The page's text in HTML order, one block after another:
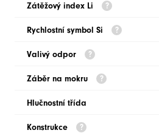
Zátěžový index Li
Rychlostní symbol Si
Valivý odpor
Záběr na mokru
Hlučnostní třída
Konstrukce